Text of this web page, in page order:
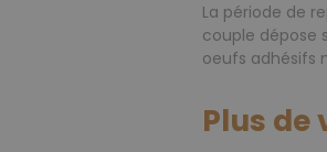
La période de
couple dépose
oeufs adhésifs
Plus de